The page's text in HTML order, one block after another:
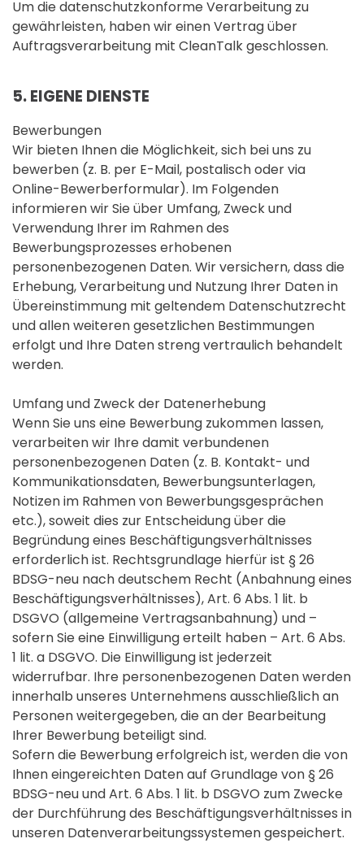
Um die datenschutzkonforme Verarbeitung zu
gewährleisten, haben wir einen Vertrag über
Auftragsverarbeitung mit CleanTalk geschlossen.
5. EIGENE DIENSTE
Bewerbungen
Wir bieten Ihnen die Möglichkeit, sich bei uns zu
bewerben (z. B. per E-Mail, postalisch oder via
Online-Bewerberformular). Im Folgenden
informieren wir Sie über Umfang, Zweck und
Verwendung Ihrer im Rahmen des
Bewerbungsprozesses erhobenen
personenbezogenen Daten. Wir versichern, dass die
Erhebung, Verarbeitung und Nutzung Ihrer Daten in
Übereinstimmung mit geltendem Datenschutzrecht
und allen weiteren gesetzlichen Bestimmungen
erfolgt und Ihre Daten streng vertraulich behandelt
werden.
Umfang und Zweck der Datenerhebung
Wenn Sie uns eine Bewerbung zukommen lassen,
verarbeiten wir Ihre damit verbundenen
personenbezogenen Daten (z. B. Kontakt- und
Kommunikationsdaten, Bewerbungsunterlagen,
Notizen im Rahmen von Bewerbungsgesprächen
etc.), soweit dies zur Entscheidung über die
Begründung eines Beschäftigungsverhältnisses
erforderlich ist. Rechtsgrundlage hierfür ist § 26
BDSG-neu nach deutschem Recht (Anbahnung eines
Beschäftigungsverhältnisses), Art. 6 Abs. 1 lit. b
DSGVO (allgemeine Vertragsanbahnung) und –
sofern Sie eine Einwilligung erteilt haben – Art. 6 Abs.
1 lit. a DSGVO. Die Einwilligung ist jederzeit
widerrufbar. Ihre personenbezogenen Daten werden
innerhalb unseres Unternehmens ausschließlich an
Personen weitergegeben, die an der Bearbeitung
Ihrer Bewerbung beteiligt sind.
Sofern die Bewerbung erfolgreich ist, werden die von
Ihnen eingereichten Daten auf Grundlage von § 26
BDSG-neu und Art. 6 Abs. 1 lit. b DSGVO zum Zwecke
der Durchführung des Beschäftigungsverhältnisses in
unseren Datenverarbeitungssystemen gespeichert.